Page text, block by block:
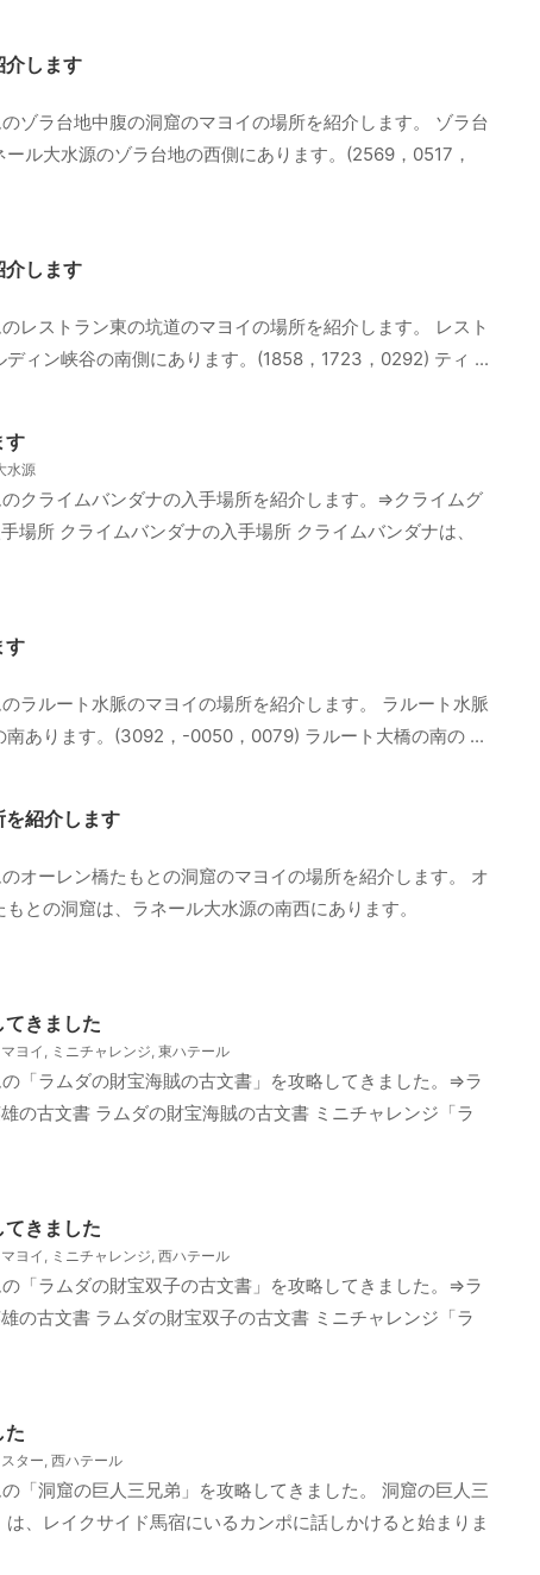
介します
ゾラ台地中腹の洞窟のマヨイの場所を紹介します。 ゾラ台
ル大水源のゾラ台地の西側にあります。(2569，0517，
介します
レストラン東の坑道のマヨイの場所を紹介します。 レスト
ィン峡谷の南側にあります。(1858，1723，0292) ティ ...
す
水源
クライムバンダナの入手場所を紹介します。⇒クライムグ
所 クライムバンダナの入手場所 クライムバンダナは、
す
ラルート水脈のマヨイの場所を紹介します。 ラルート水脈
あります。(3092，-0050，0079) ラルート大橋の南の ...
紹介します
オーレン橋たもとの洞窟のマヨイの場所を紹介します。 オ
との洞窟は、ラネール大水源の南西にあります。
きました
マヨイ , ミニチャレンジ, 東ハテール
「ラムダの財宝海賊の古文書」を攻略してきました。⇒ラ
の古文書 ラムダの財宝海賊の古文書 ミニチャレンジ「ラ
きました
マヨイ , ミニチャレンジ, 西ハテール
「ラムダの財宝双子の古文書」を攻略してきました。⇒ラ
の古文書 ラムダの財宝双子の古文書 ミニチャレンジ「ラ
た
ター, 西ハテール
「洞窟の巨人三兄弟」を攻略してきました。 洞窟の巨人三
、レイクサイド馬宿にいるカンポに話しかけると始まりま